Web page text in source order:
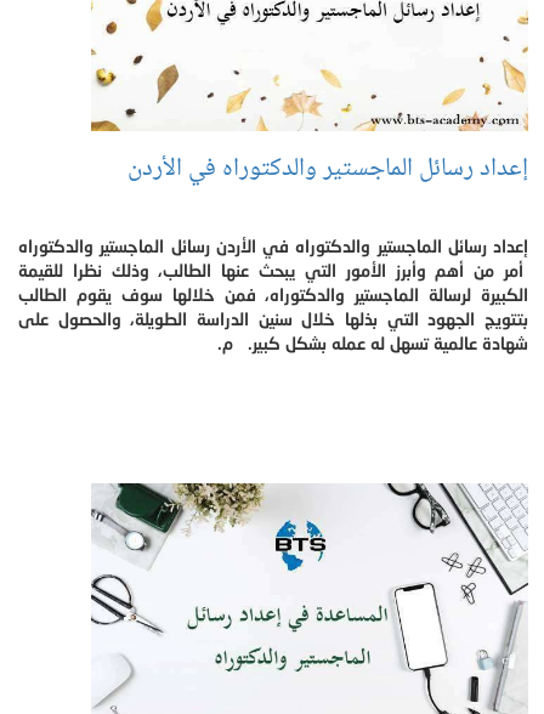
إعداد رسائل الماجستير والدكتوراه في الأردن
إعداد رسائل الماجستير والدكتوراه في الأردن رسائل الماجستير والدكتوراه
أمر من أهم وأبرز الأمور التي يبحث عنها الطالب، وذلك نظرا للقيمة
الكبيرة لرسالة الماجستير والدكتوراه، فمن خلالها سوف يقوم الطالب
بتتويج الجهود التي بذلها خلال سنين الدراسة الطويلة، والحصول على
شهادة عالمية تسهل له عمله بشكل كبير. م.